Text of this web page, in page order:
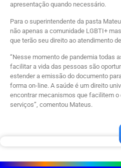
apresentação quando necessário.
Para o superintendente da pasta
não apenas a comunidade LGBTI+
que terão seu direito ao atendimento
“Nesse momento de pandemia todas
facilitar a vida das pessoas são
estender a emissão do documento
forma on-line. A saúde é um direito
encontrar mecanismos que facilitem o
serviços”, comentou Mateus.